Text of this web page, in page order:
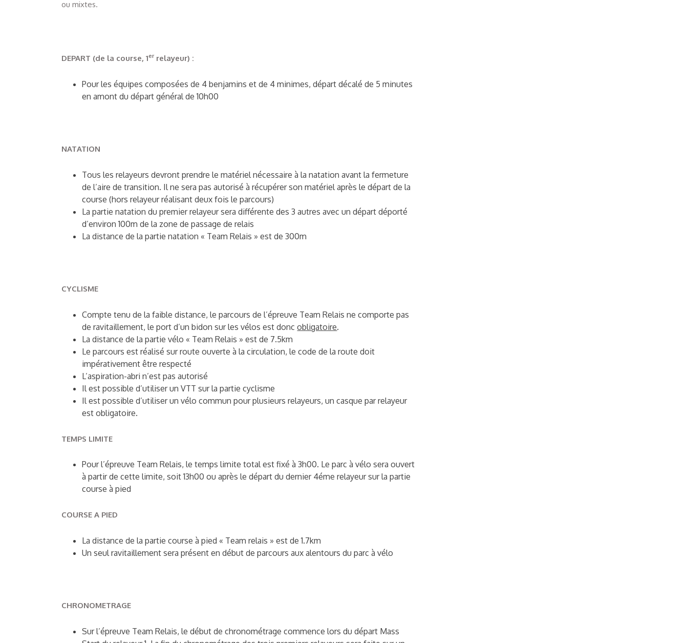
ou mixtes.
DEPART (de la course, 1errelayeur) :
Pour les équipes composées de 4 benjamins et de 4 minimes, départ décalé de 5 minutes
en amont du départ général de 10h00
NATATION
Tous les relayeurs devront prendre le matériel nécessaire à la natation avant la fermeture
de l’aire de transition. Il ne sera pas autorisé à récupérer son matériel après le départ de la
course (hors relayeur réalisant deux fois le parcours)
La partie natation du premier relayeur sera différente des 3 autres avec un départ déporté
d’environ 100m de la zone de passage de relais
La distance de la partie natation « Team Relais » est de 300m
CYCLISME
Compte tenu de la faible distance, le parcours de l’épreuve Team Relais ne comporte pas
de ravitaillement, le port d’un bidon sur les vélos est doncobligatoire.
La distance de la partie vélo « Team Relais » est de 7.5km
Le parcours est réalisé sur route ouverte à la circulation, le code de la route doit
impérativement être respecté
L’aspiration-abri n’est pas autorisé
Il est possible d’utiliser un VTT sur la partie cyclisme
Il est possible d’utiliser un vélo commun pour plusieurs relayeurs, un casque par relayeur
est obligatoire.
TEMPS LIMITE
Pour l’épreuve Team Relais, le temps limite total est fixé à 3h00. Le parc à vélo sera ouvert
à partir de cette limite, soit 13h00 ou après le départ du dernier 4éme relayeur sur la partie
course à pied
COURSE A PIED
La distance de la partie course à pied « Team relais » est de 1.7km
Un seul ravitaillement sera présent en début de parcours aux alentours du parc à vélo
CHRONOMETRAGE
Sur l’épreuve Team Relais, le début de chronométrage commence lors du départ Mass